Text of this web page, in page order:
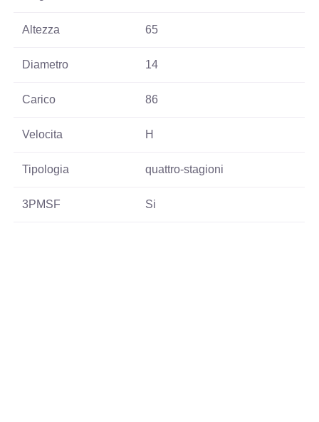
Altezza 65
Diametro 14
Carico 86
Velocita H
Tipologia quattro-stagioni
3PMSF Si